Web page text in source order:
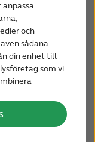
och
sådana
din enhet till
som vi
när du har
det finns
Ytterörat
och
skicka det
delen
med